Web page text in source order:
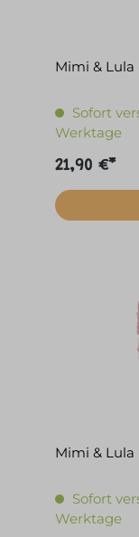
Sofort
Werktage
21,90 €*
Mimi & Lula
Sofort
Werktage